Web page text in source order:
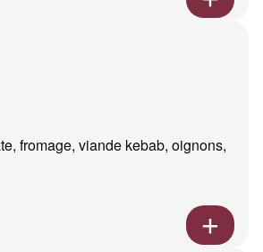
fromage, viande kebab, oignons,